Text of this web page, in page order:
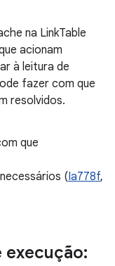
na LinkTable
acionam
à leitura de
fazer com que
resolvidos.
que
(Ia778f,